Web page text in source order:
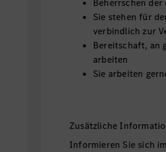
Beherrschen
Sie stehen für
verbindlich zur
Bereitschaft, an
arbeiten
Sie arbeiten
Zusätzliche
Informieren Sie sich